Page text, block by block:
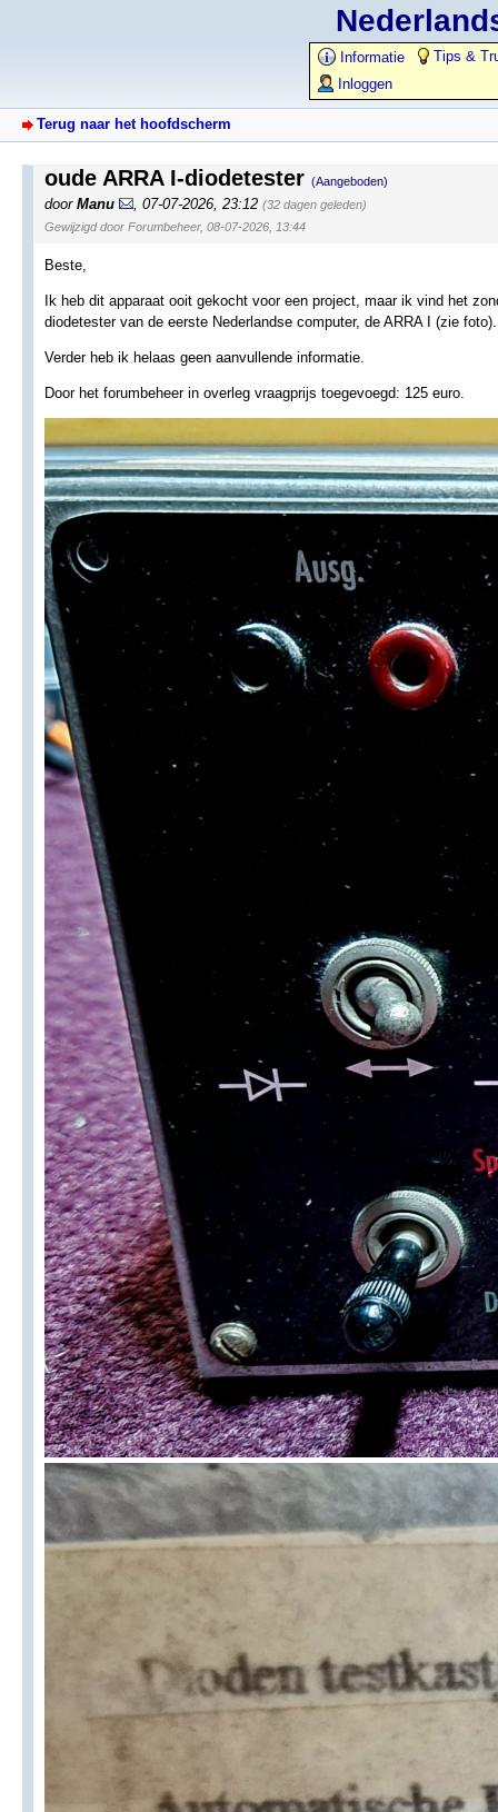
Informatie
Tips &
Inloggen
Terug naar het hoofdscherm
oude ARRA I-diodetester (Aangeboden)
door Manu 07-07-2026, 23:12 (32 dagen geleden)
Gewijzigd door Forumbeheer, 08-07-2026, 13:44
Beste,
Ik heb dit apparaat ooit gekocht voor een project, maar ik vind het
diodetester van de eerste Nederlandse computer, de ARRA I (zie foto).
Verder heb ik helaas geen aanvullende informatie.
Door het forumbeheer in overleg vraagprijs toegevoegd: 125 euro.